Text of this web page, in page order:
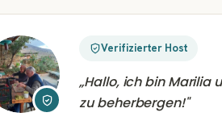
Verifizierter Host
„Hallo, ich bin Marilia
zu beherbergen!"